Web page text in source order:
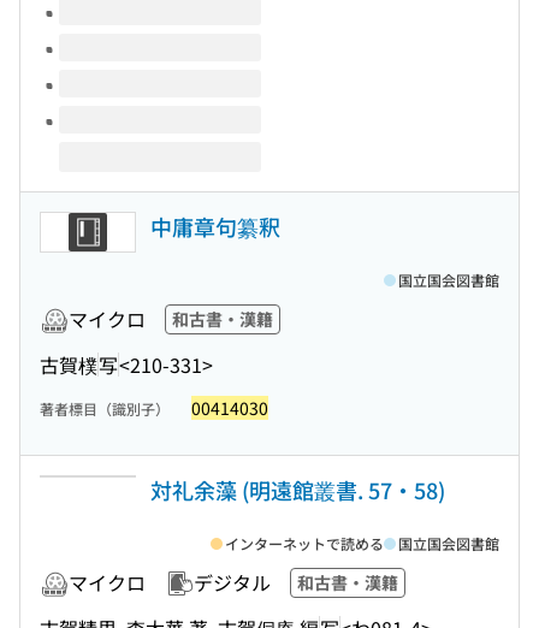
中庸章句纂釈
マイクロ 和古書・漢籍
古賀樸写<210-331>
国立国会図書館
著者標目（識別子） 00414030
対礼余藻 (明遠館叢書. 57・58)
マイクロ デジタル 和古書・漢籍
インターネットで読める 国立国会図書館